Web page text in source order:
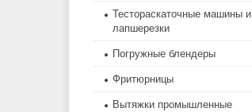
Тестораскаточные машины и
лапшерезки
Погружные блендеры
Фритюрницы
Вытяжки промышленные